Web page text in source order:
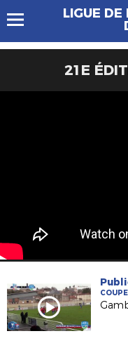
LIGUE
21E